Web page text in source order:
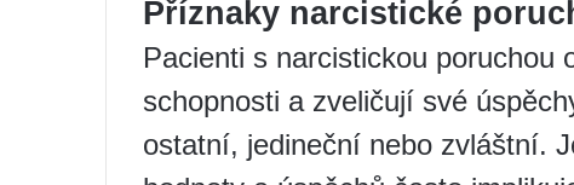
Příznaky narcistické
Pacienti s narcistickou poruchou
schopnosti a zveličují své
ostatní, jedineční nebo zvláštní.